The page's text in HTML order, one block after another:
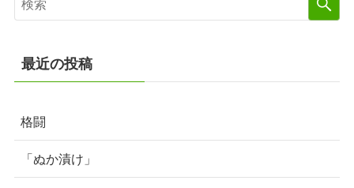
最近の投稿
格闘
「ぬか漬け」